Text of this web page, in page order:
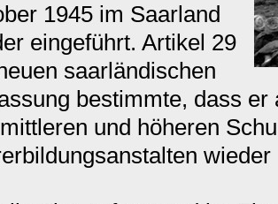
1945 im Saarland
eingeführt. Artikel 29
saarländischen
bestimmte, dass
und höheren